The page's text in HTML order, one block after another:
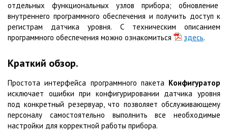
отдельных функциональных узлов прибора; обновление
внутреннего программного обеспечения и получить доступ к
регистрам датчика уровня. С техническим описанием
программного обеспечения можно ознакомиться
здесь.
Краткий обзор.
Простота интерфейса программного пакета Конфигуратор
исключает ошибки при конфигурировании датчика уровня
под конкретный резервуар, что позволяет обслуживающему
персоналу самостоятельно выполнить все необходимые
настройки для корректной работы прибора.